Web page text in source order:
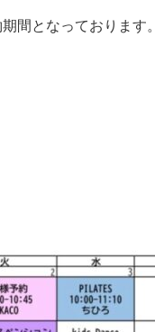
間となっております。